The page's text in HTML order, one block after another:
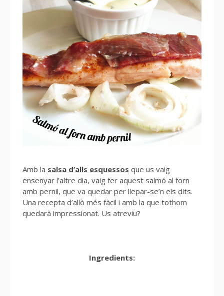
Amb la salsa d’alls esquessos que us vaig
ensenyar l’altre dia, vaig fer aquest salmó al forn
amb pernil, que va quedar per llepar-se’n els dits.
Una recepta d’allò més fàcil i amb la que tothom
quedarà impressionat. Us atreviu?
Ingredients: